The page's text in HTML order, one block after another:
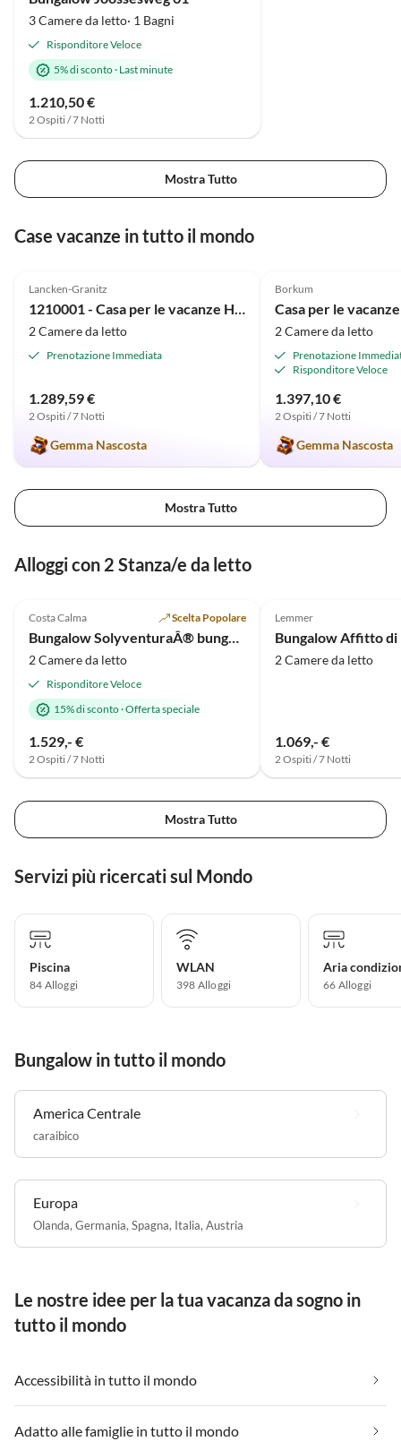
herbstlichen Temperaturen
über ansprechende Wege zu
erreichen, auch die Einkäufe
einem nebligen Tag fuhren wir
nach Bremen und hatten dort
Schnoorviertel hat uns sehr
begeistert. Leider war die Zeit viel
3 Camere da letto· 1 Bagni
Risponditore Veloce
5% di sconto· Last minute
1.210,50 €
2 Ospiti / 7 Notti
Mostra Tutto
Case vacanze in tutto il mondo
Lancken-Granitz
1210001 - Casa per le vacanze Having
2 Camere da letto
Prenotazione Immediata
1.289,59 €
2 Ospiti / 7 Notti
Gemma Nascosta
Borkum
2 Camere da letto
Prenotazione
Risponditore Veloce
1.397,10 €
2 Ospiti / 7 Notti
Gemma Nascosta
Mostra Tutto
Alloggi con 2 Stanza/e da letto
Costa Calma Scelta Popolare
Bungalow SolyventuraÂ® bungalow da sogno con 2 camere da letto
2 Camere da letto
Risponditore Veloce
15% di sconto·Offerta speciale
1.529,- €
2 Ospiti / 7 Notti
Lemmer
2 Camere da letto
1.069,- €
2 Ospiti / 7 Notti
Mostra Tutto
Servizi più ricercati sul Mondo
Piscina
84 Alloggi
WLAN
398 Alloggi
Aria
66 Alloggi
Bungalow in tutto il mondo
America Centrale
caraibico
Europa
Olanda, Germania, Spagna, Italia, Austria
Le nostre idee per la tua vacanza da sogno in
tutto il mondo
Accessibilità in tutto il mondo
Adatto alle famiglie in tutto il mondo